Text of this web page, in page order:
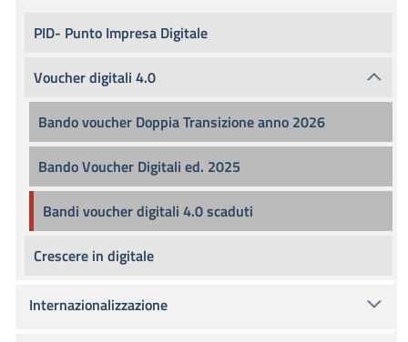
PID- Punto Impresa Digitale
Voucher digitali 4.0
Bando voucher Doppia Transizione anno 2026
Bando Voucher Digitali ed. 2025
Bandi voucher digitali 4.0 scaduti
Crescere in digitale
Internazionalizzazione